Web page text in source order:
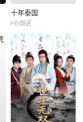
十年泰国
HD国语